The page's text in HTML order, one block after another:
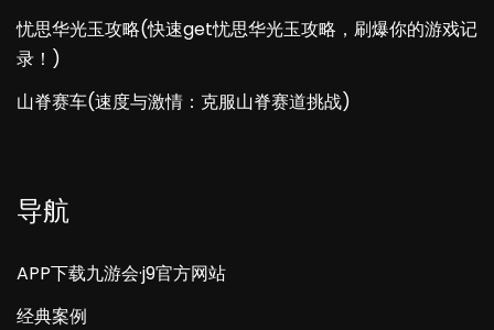
忧思华光玉攻略(快速get忧思华光玉攻略，刷爆你的游戏记
录！)
山脊赛车(速度与激情：克服山脊赛道挑战)
导航
APP下载九游会·j9官方网站
经典案例